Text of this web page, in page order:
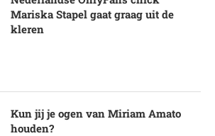
Mariska Stapel gaat graag uit de
kleren
Kun jij je ogen van Miriam Amato
houden?